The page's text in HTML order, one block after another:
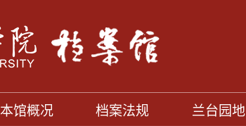
本馆概况 档案法规 兰台园地